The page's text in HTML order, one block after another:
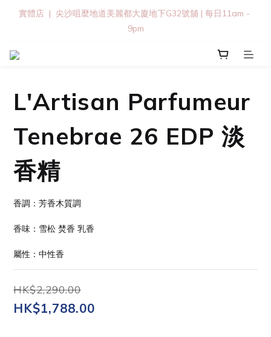
實體店  |  尖沙咀麼地道美麗都大廈地下G32號舖 | 每日11am -
9pm
L'Artisan Parfumeur
Tenebrae 26 EDP 淡
香精
香調：芳香木質調
香味：雪松 焚香 乳香
屬性：中性香
HK$2,290.00
HK$1,788.00